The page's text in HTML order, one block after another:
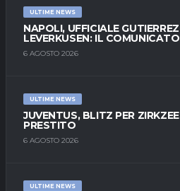
ULTIME NEWS
NAPOLI, UFFICIALE
LEVERKUSEN: IL COMUNICATO
6 AGOSTO 2026
ULTIME NEWS
JUVENTUS, BLITZ PER
PRESTITO
6 AGOSTO 2026
ULTIME NEWS